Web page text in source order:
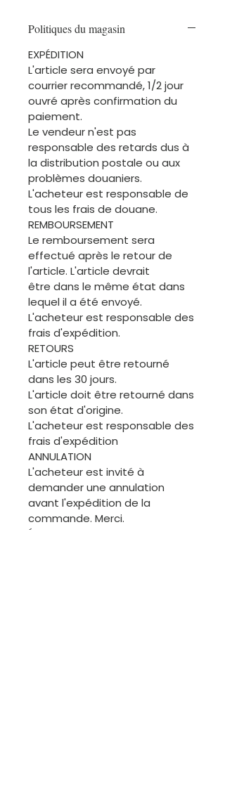
Politiques du magasin
EXPÉDITION
L'article sera envoyé par
courrier recommandé, 1/2 jour
ouvré après confirmation du
paiement.
Le vendeur n'est pas
responsable des retards dus à
la distribution postale ou aux
problèmes douaniers.
L'acheteur est responsable de
tous les frais de douane.
REMBOURSEMENT
Le remboursement sera
effectué après le retour de
l'article. L'article devrait
être dans le même état dans
lequel il a été envoyé.
L'acheteur est responsable des
frais d'expédition.
RETOURS
L'article peut être retourné
dans les 30 jours.
L'article doit être retourné dans
son état d'origine.
L'acheteur est responsable des
frais d'expédition
ANNULATION
L'acheteur est invité à
demander une annulation
avant l'expédition de la
commande. Merci.
ÉCHANGES